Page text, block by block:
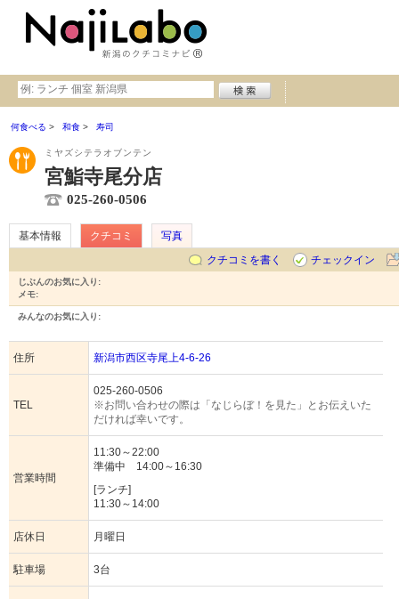
何食べる 和食 寿司
ミヤズシテラオブンテン
宮鮨寺尾分店
025-260-0506
基本情報 クチコミ
写真
クチコミを書く
チェックイン
じぶんのお気に入り:
メモ:
みんなのお気に入り:
住所 新潟市西区寺尾上4-6-26
TEL
025-260-0506
※お問い合わせの際は「なじらぼ！を見た」とお伝えいた
だければ幸いです。
営業時間
11:30～22:00
準備中 14:00～16:30
[ランチ]
11:30～14:00
店休日 月曜日
駐車場 3台